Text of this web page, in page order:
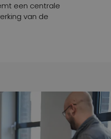
een centrale
van de